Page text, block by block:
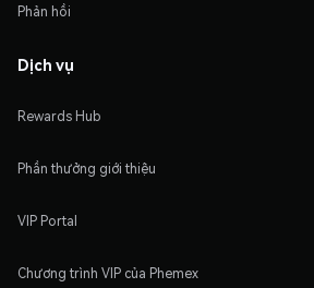
Phản hồi
Dịch vụ
Rewards Hub
Phần thưởng giới thiệu
VIP Portal
Chương trình VIP của Phemex